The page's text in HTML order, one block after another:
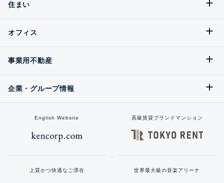
住まい
オフィス
事業用不動産
企業・グループ情報
English Website 高級賃貸ブランドマンション
上質かつ快適なご滞在 世界最大級の音楽アリーナ